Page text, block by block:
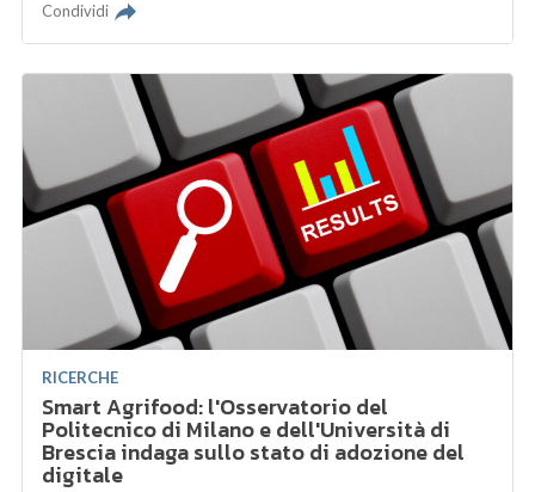
Condividi
RICERCHE
Smart Agrifood: l'Osservatorio del
Politecnico di Milano e dell'Università di
Brescia indaga sullo stato di adozione del
digitale